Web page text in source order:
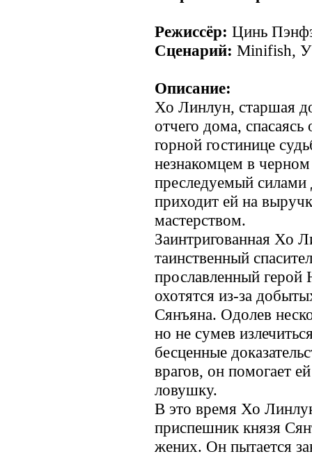
Режиссёр: Цинь
Сценарий: Minifish,
Описание:
Хо Линлун, старшая
отчего дома,
горной гостинице
незнакомцем в
преследуемый силами
приходит ей на
мастерством.
Заинтригованная Хо
таинственный
прославленный
охотятся из-за
Сянъяна. Одолев
но не сумев
бесценные
врагов, он помогает
ловушку.
В это время Хо
приспешник князя
жених. Он пытается